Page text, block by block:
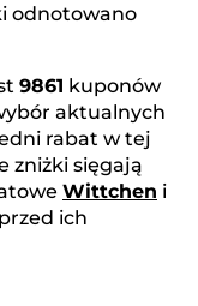
odnotowano
9861 kuponów
aktualnych
rabat w tej
zniżki sięgają
Wittchen i
ich